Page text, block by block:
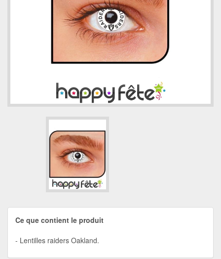
Ce que contient le produit
Lentilles raiders Oakland.